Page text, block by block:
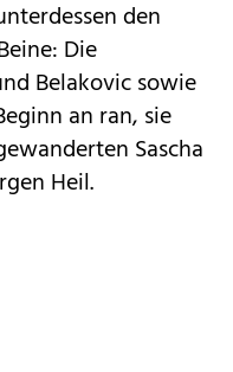
den
Die
Belakovic sowie
an ran, sie
Sascha
Heil.